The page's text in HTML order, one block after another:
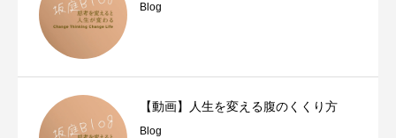
Blog
【動画】人生を変える腹のくくり方
Blog